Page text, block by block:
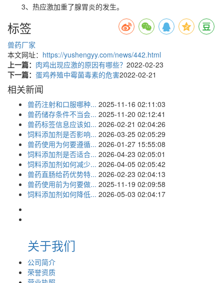
3、热应激加重了腺胃炎的发生。
标签
兽药厂家
本文网址： https://yushengyy.com/news/442.html
上一篇： 肉鸡出现应激的原因有哪些？ 2022-02-23
下一篇： 蛋鸡养殖中霉菌毒素的危害2022-02-21
相关新闻
兽药注射和口服哪种... 2025-11-16 02:11:03
兽药储存条件不当会... 2025-11-20 02:12:41
兽药标签信息应该如... 2026-02-21 02:04:26
饲料添加剂是否影响... 2026-03-25 02:05:29
兽药使用为何要遵循... 2026-01-27 15:55:08
饲料添加剂是否适合... 2026-04-23 02:05:01
饲料添加剂如何减少... 2026-04-05 02:05:42
兽药直肠给药优势特... 2026-02-23 02:04:13
兽药使用前为何要做... 2025-11-19 02:09:58
饲料添加剂如何降低... 2026-05-03 02:04:17
关于我们
公司简介
荣誉资质